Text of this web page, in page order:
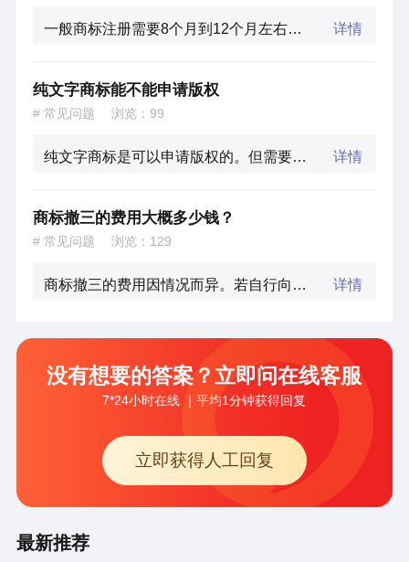
一般商标注册需要8个月到12个月左右，但具体的还是要看实际的情况，一般在注册时就需要先提交商标申请、再就是商标局受理、同时还要经过工作人员进行审核、最后就可以进行公告、下证。 详情
纯文字商标能不能申请版权
# 常见问题 浏览： 99
纯文字商标是可以申请版权的。但需要注意的是，在申请版权前应确保商标的独创性，并了解相关字体的版权情况。同时，进行版权登记也是保护作者权益的重要手段。 详情
商标撤三的费用大概多少钱？
# 常见问题 浏览： 129
商标撤三的费用因情况而异。若自行向商标局提交申请，一个类别撤销商标的费用通常为500元。若委托商标代理机构办理，则还需支付代理机构的代理费用，具体金额需与代理机构协商确定。 详情
没有想要的答案？立即问在线客服
7*24小时在线 ｜平均1分钟获得回复
立即获得人工回复
最新推荐